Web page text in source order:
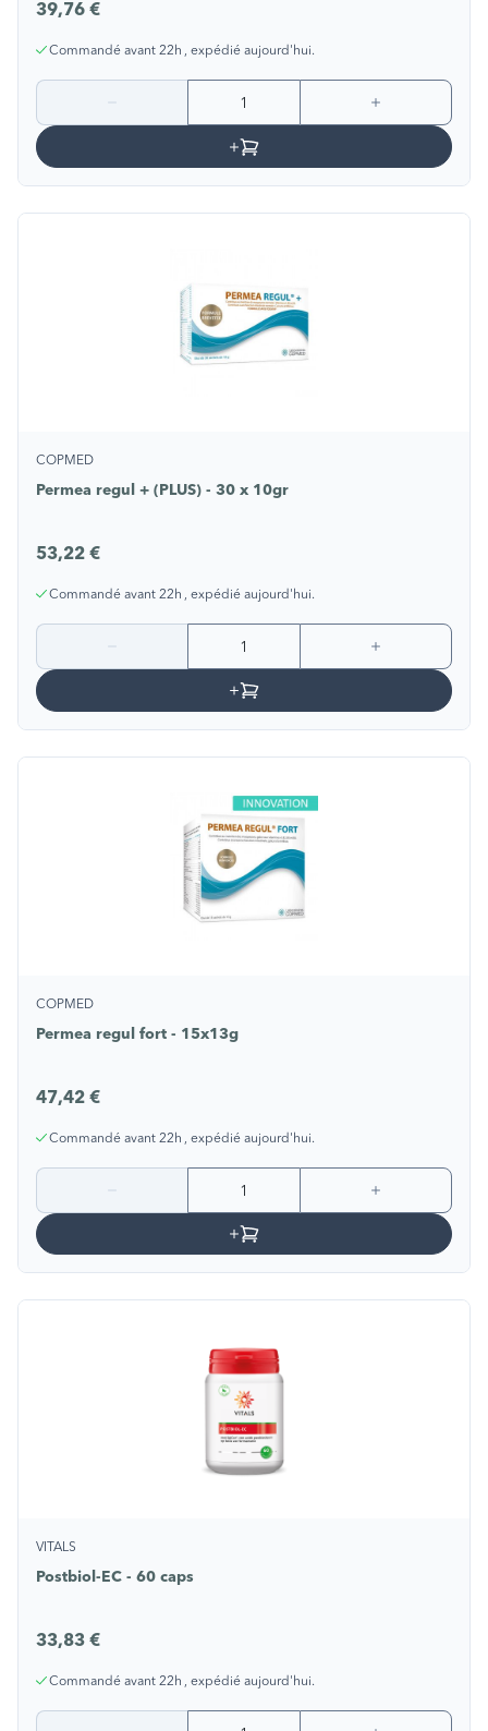
39,76 €
Commandé avant 22h , expédié aujourd'hui.
COPMED
Permea regul + (PLUS) - 30 x 10gr
53,22 €
Commandé avant 22h , expédié aujourd'hui.
COPMED
Permea regul fort - 15x13g
47,42 €
Commandé avant 22h , expédié aujourd'hui.
VITALS
Postbiol-EC - 60 caps
33,83 €
Commandé avant 22h , expédié aujourd'hui.